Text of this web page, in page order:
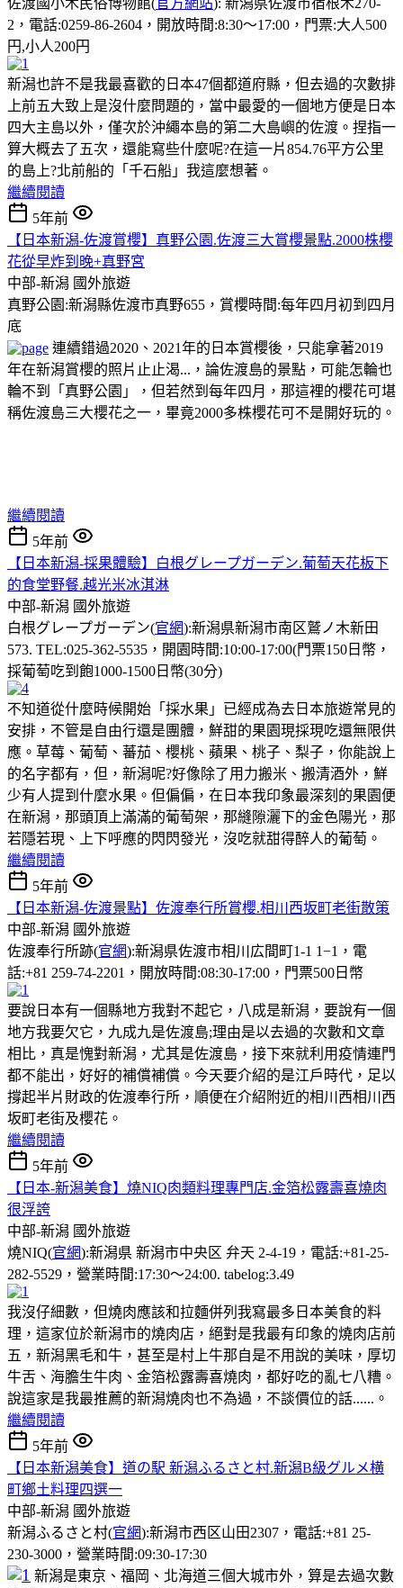
2，電話:0259-86-2604，開放時間:8:30～17:00，門票:大人500
円,小人200円
新潟也許不是我最喜歡的日本47個都道府縣，但去過的次數排
上前五大致上是沒什麼問題的，當中最愛的一個地方便是日本
四大主島以外，僅次於沖繩本島的第二大島嶼的佐渡。捏指一
算大概去了五次，還能寫些什麼呢?在這一片854.76平方公里
的島上?北前船的「千石船」我這麼想著。
繼續閱讀
5年前
【日本新潟-佐渡賞櫻】真野公園.佐渡三大賞櫻景點.2000株櫻
花從早炸到晚+真野宮
中部-新潟 國外旅遊
真野公園:新潟縣佐渡市真野655，賞櫻時間:每年四月初到四月
底
連續錯過2020、2021年的日本賞櫻後，只能拿著2019
年在新潟賞櫻的照片止止渴...，論佐渡島的景點，可能怎輪也
輪不到「真野公園」，但若然到每年四月，那這裡的櫻花可堪
稱佐渡島三大櫻花之一，畢竟2000多株櫻花可不是開好玩的。
繼續閱讀
5年前
【日本新潟-採果體驗】白根グレープガーデン.葡萄天花板下
的食堂野餐.越光米冰淇淋
中部-新潟 國外旅遊
白根グレープガーデン(官網):新潟県新潟市南区鷲ノ木新田
573. TEL:025-362-5535，開園時間:10:00-17:00(門票150日幣，
採葡萄吃到飽1000-1500日幣(30分)
不知道從什麼時候開始「採水果」已經成為去日本旅遊常見的
安排，不管是自由行還是團體，鮮甜的果園現採現吃還無限供
應。草莓、葡萄、蕃茄、櫻桃、蘋果、桃子、梨子，你能說上
的名字都有，但，新潟呢?好像除了用力搬米、搬清酒外，鮮
少有人提到什麼水果。但偏偏，在日本我印象最深刻的果園便
在新潟，那頭頂上滿滿的葡萄架，那縫隙灑下的金色陽光，那
若隱若現、上下呼應的閃閃發光，沒吃就甜得醉人的葡萄。
繼續閱讀
5年前
【日本新潟-佐渡景點】佐渡奉行所賞櫻.相川西坂町老街散策
中部-新潟 國外旅遊
佐渡奉行所跡(官網):新潟県佐渡市相川広間町1-1 1−1，電
話:+81 259-74-2201，開放時間:08:30-17:00，門票500日幣
要說日本有一個縣地方我對不起它，八成是新潟，要說有一個
地方我要欠它，九成九是佐渡島;理由是以去過的次數和文章
相比，真是愧對新潟，尤其是佐渡島，接下來就利用疫情連門
都不能出，好好的補償補償。今天要介紹的是江戶時代，足以
撐起半片財政的佐渡奉行所，順便在介紹附近的相川西相川西
坂町老街及櫻花。
繼續閱讀
5年前
【日本-新潟美食】燒NIQ肉類料理專門店.金箔松露壽喜燒肉
很浮誇
中部-新潟 國外旅遊
燒NIQ(官網):新潟県 新潟市中央区 弁天 2-4-19，電話:+81-25-
282-5529，營業時間:17:30～24:00. tabelog:3.49
我沒仔細數，但燒肉應該和拉麵併列我寫最多日本美食的料
理，這家位於新潟市的燒肉店，絕對是我最有印象的燒肉店前
五，新潟黑毛和牛，甚至是村上牛那自是不用說的美味，厚切
牛舌、海膽生牛肉、金箔松露壽喜燒肉，都好吃的亂七八糟。
說這家是我最推薦的新潟燒肉也不為過，不談價位的話......。
繼續閱讀
5年前
【日本新潟美食】道の駅 新潟ふるさと村.新潟B級グルメ横
町鄉土料理四選一
中部-新潟 國外旅遊
新潟ふるさと村(官網):新潟市西区山田2307，電話:+81 25-
230-3000，營業時間:09:30-17:30
新潟是東京、福岡、北海道三個大城市外，算是去過次數